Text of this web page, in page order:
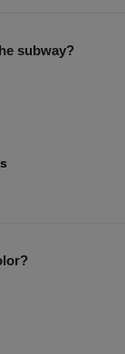
subway?